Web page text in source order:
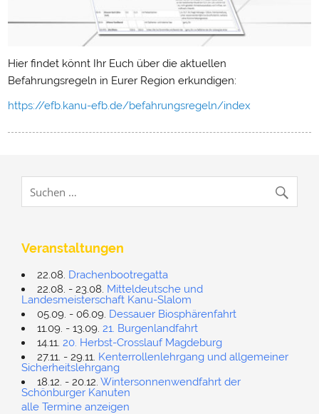
Hier findet könnt Ihr Euch über die aktuellen
Befahrungsregeln in Eurer Region erkundigen:
https://efb.kanu-efb.de/befahrungsregeln/index
Veranstaltungen
22.08. Drachenbootregatta
22.08. - 23.08. Mitteldeutsche und
Landesmeisterschaft Kanu-Slalom
05.09. - 06.09. Dessauer Biosphärenfahrt
11.09. - 13.09. 21. Burgenlandfahrt
14.11. 20. Herbst-Crosslauf Magdeburg
27.11. - 29.11. Kenterrollenlehrgang und allgemeiner
Sicherheitslehrgang
18.12. - 20.12. Wintersonnenwendfahrt der
Schönburger Kanuten
alle Termine anzeigen